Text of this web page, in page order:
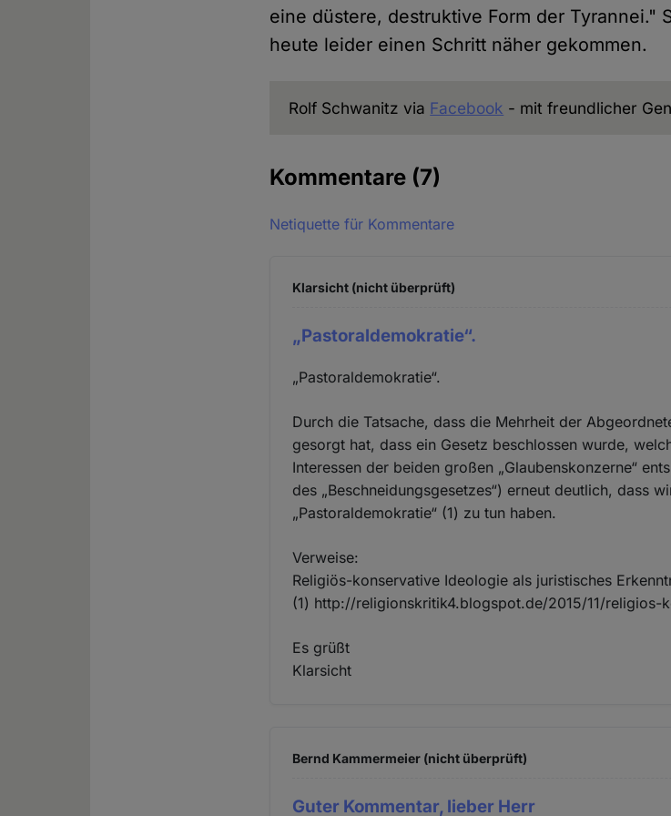
eine düstere, destruktive Form der Tyrannei."
heute leider einen Schritt näher gekommen.
Rolf Schwanitz via Facebook - mit freundlicher
Kommentare (7)
Netiquette für Kommentare
Klarsicht (nicht überprüft)
„Pastoraldemokratie“.
„Pastoraldemokratie“.
Durch die Tatsache, dass die Mehrheit der
gesorgt hat, dass ein Gesetz beschlossen wurde,
Interessen der beiden großen „Glaubenskonzerne“
des „Beschneidungsgesetzes“) erneut deutlich, dass
„Pastoraldemokratie“ (1) zu tun haben.
Verweise:
Religiös-konservative Ideologie als juristisches
(1) http://religionskritik4.blogspot.de/2015/11/religios-
Es grüßt
Klarsicht
Bernd Kammermeier (nicht überprüft)
Guter Kommentar, lieber Herr